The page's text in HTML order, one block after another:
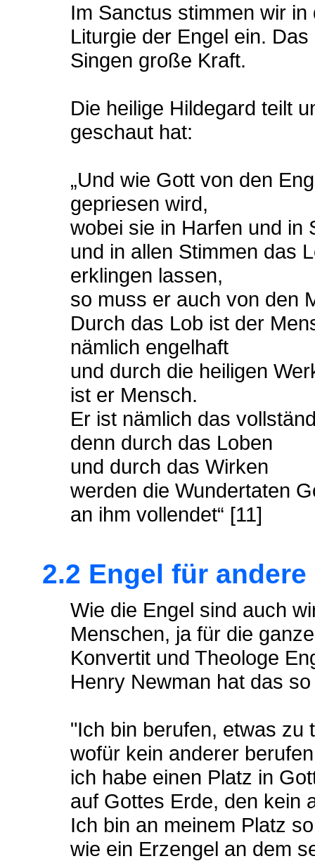
Im Sanctus stimmen wir
Liturgie der Engel ein.
Singen große Kraft.
Die heilige Hildegard teilt
geschaut hat:
„Und wie Gott von den
gepriesen wird,
wobei sie in Harfen und in
und in allen Stimmen das
erklingen lassen,
so muss er auch von den
Durch das Lob ist der
nämlich engelhaft
und durch die heiligen
ist er Mensch.
Er ist nämlich das
denn durch das Loben
und durch das Wirken
werden die Wundertaten
an ihm vollendet“ [11]
2.2 Engel für
Wie die Engel sind auch
Menschen, ja für die
Konvertit und Theologe
Henry Newman hat das
"Ich bin berufen, etwas zu
wofür kein anderer
ich habe einen Platz in
auf Gottes Erde, den kein
Ich bin an meinem Platz
wie ein Erzengel an dem